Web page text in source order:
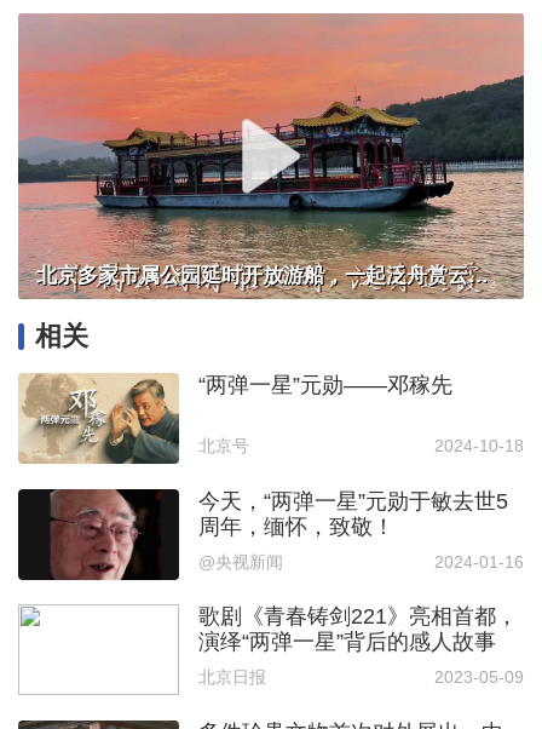
北京多家市属公园延时开放游船，一起泛舟赏云霞！
相关
“两弹一星”元勋——邓稼先
北京号 2024-10-18
今天，“两弹一星”元勋于敏去世5
周年，缅怀，致敬！
@央视新闻 2024-01-16
歌剧《青春铸剑221》亮相首都，
演绎“两弹一星”背后的感人故事
北京日报 2023-05-09